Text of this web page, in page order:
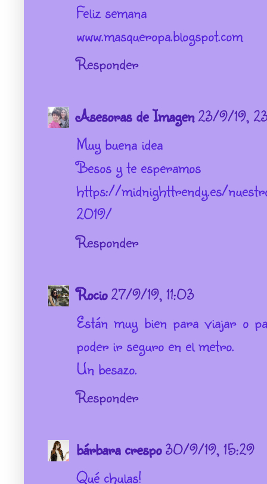
Feliz semana
www.masqueropa.blogspot.com
Responder
Asesoras de Imagen23/9/19,
Muy buena idea
Besos y te esperamos
https://midnighttrendy.es/
2019/
Responder
Rocio27/9/19, 11:03
Están muy bien para viajar o
poder ir seguro en el metro.
Un besazo.
Responder
bárbara crespo30/9/19, 15:29
Qué chulas!